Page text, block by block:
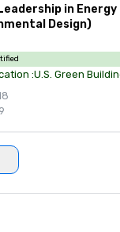
in Energy
Design)
:U.S. Green